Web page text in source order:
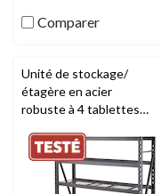
Comparer
Unité de stockage/
étagère en acier
robuste à 4 tablettes
77 x 24 x 72 po